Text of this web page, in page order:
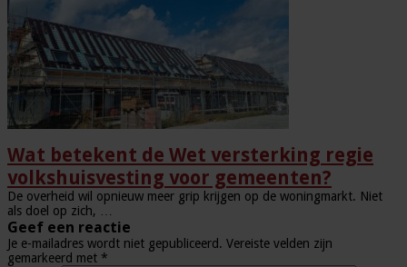
Wat betekent de Wet versterking regie
volkshuisvesting voor gemeenten?
De overheid wil opnieuw meer grip krijgen op de woningmarkt. Niet
als doel op zich, …
Geef een reactie
Je e-mailadres wordt niet gepubliceerd. Vereiste velden zijn
gemarkeerd met *